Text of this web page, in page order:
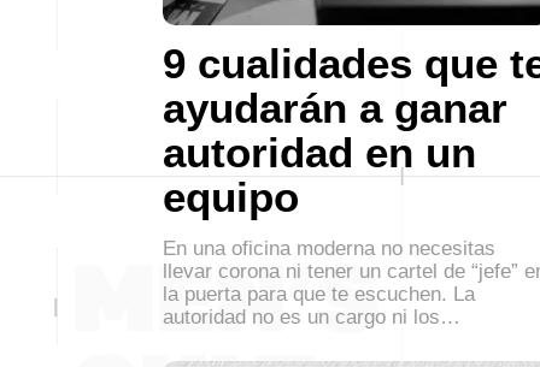
9 cualidades que
ayudarán a ganar
autoridad en un
equipo
En una oficina moderna no necesitas
llevar corona ni tener un cartel de “jefe”
la puerta para que te escuchen. La
autoridad no es un cargo ni los…